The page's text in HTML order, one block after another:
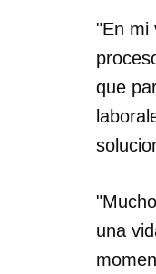
"En mi
que
una